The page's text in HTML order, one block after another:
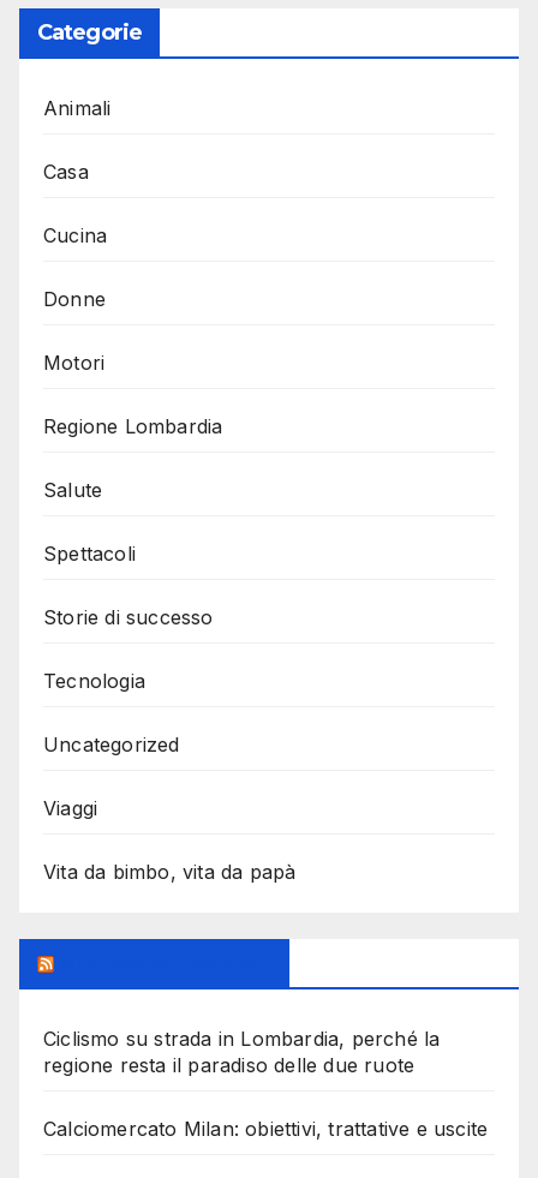
Categorie
Animali
Casa
Cucina
Donne
Motori
Regione Lombardia
Salute
Spettacoli
Storie di successo
Tecnologia
Uncategorized
Viaggi
Vita da bimbo, vita da papà
Ciclismo su strada in Lombardia, perché la
regione resta il paradiso delle due ruote
Calciomercato Milan: obiettivi, trattative e uscite